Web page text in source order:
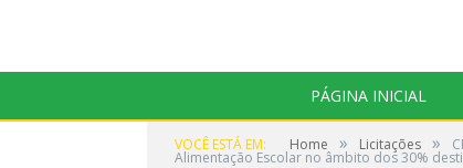
PÁGINA INICIAL
VOCÊ ESTÁ EM: Home » Licitações »
Alimentação Escolar no âmbito dos 30%